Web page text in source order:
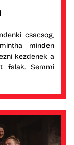
csacsog,
minden
kezdenek a
falak. Semmi